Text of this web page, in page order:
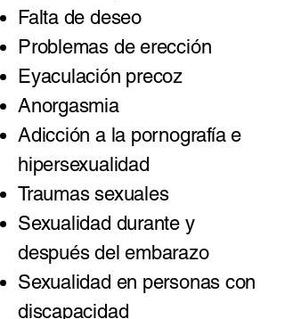
Falta de deseo
Problemas de erección
Eyaculación precoz
Anorgasmia
Adicción a la pornografía e
hipersexualidad
Traumas sexuales
Sexualidad durante y
después del embarazo
Sexualidad en personas con
discapacidad